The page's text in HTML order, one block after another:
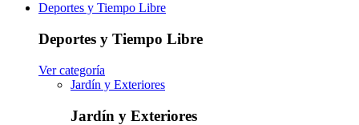
Deportes y Tiempo Libre
Deportes y Tiempo Libre
Ver categoría
Jardín y Exteriores
Jardín y Exteriores